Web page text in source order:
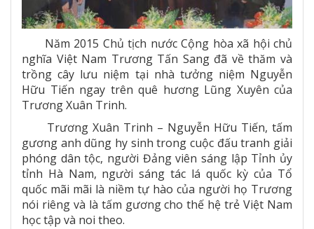
Năm 2015 Chủ tịch nước Cộng hòa xã hội chủ
nghĩa Việt Nam Trương Tấn Sang đã về thăm và
trồng cây lưu niệm tại nhà tưởng niệm Nguyễn
Hữu Tiến ngay trên quê hương Lũng Xuyên của
Trương Xuân Trinh.
Trương Xuân Trinh – Nguyễn Hữu Tiến, tấm
gương anh dũng hy sinh trong cuộc đấu tranh giải
phóng dân tộc, người Đảng viên sáng lập Tỉnh ủy
tỉnh Hà Nam, người sáng tác lá quốc kỳ của Tổ
quốc mãi mãi là niềm tự hào của người họ Trương
nói riêng và là tấm gương cho thế hệ trẻ Việt Nam
học tập và noi theo.